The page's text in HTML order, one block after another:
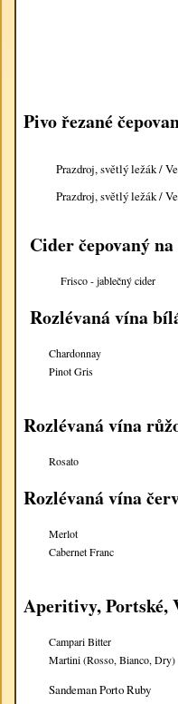
Pivo řezané
Prazdroj, světlý ležák /
Prazdroj, světlý ležák /
Cider
Frisco - jablečný
Rozlévaná vína
Chardonnay
Pinot Gris
Rozlévaná vína
Rosato
Rozlévaná vína
Merlot
Cabernet Franc
Aperitivy, Portské,
Campari Bitter
Martini (Rosso, Bianco, Dry)
Sandeman Porto Ruby